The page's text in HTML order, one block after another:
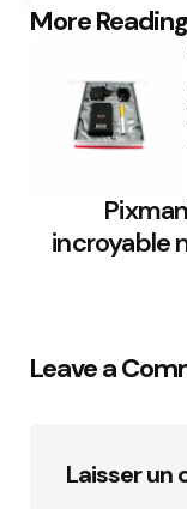
More Reading
Post
incroyable
Leave a
Laisser un